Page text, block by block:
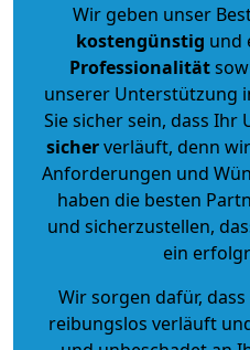
Wir geben unser
kostengünstig und
Professionalität
unserer Unterstützung
Sie sicher sein, dass Ihr
sicherverläuft, denn
Anforderungen und
haben die besten
und sicherzustellen,
ein
Wir sorgen dafür,
reibungslos verläuft